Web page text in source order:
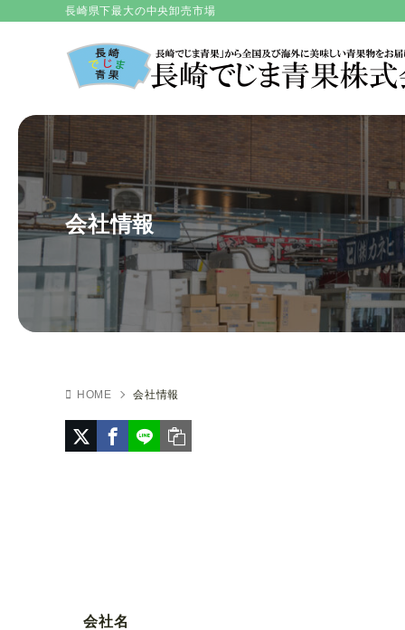
長崎県下最大の中央卸売市場
会社情報
HOME 会社情報
会社名